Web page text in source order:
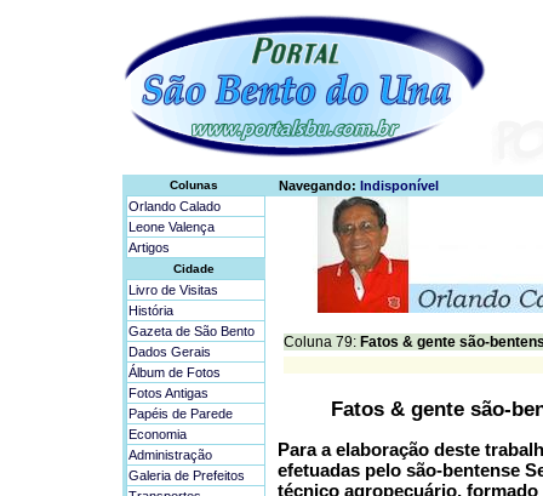
Colunas
Orlando Calado
Leone Valença
Artigos
Cidade
Livro de Visitas
História
Gazeta de São Bento
Dados Gerais
Álbum de Fotos
Fotos Antigas
Papéis de Parede
Economia
Administração
Galeria de Prefeitos
Navegando: Indisponível
Coluna 79: Fatos & gente são-
Fatos & gente são-
Para a elaboração deste
efetuadas pelo são-bentense
técnico agropecuário,